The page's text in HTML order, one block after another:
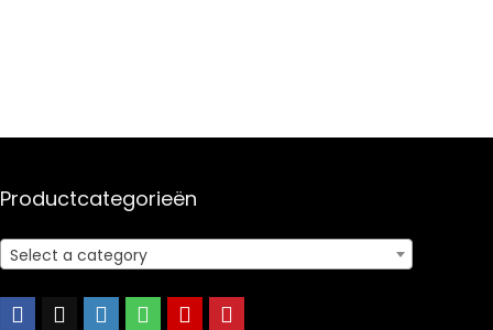
Productcategorieën
Select a category